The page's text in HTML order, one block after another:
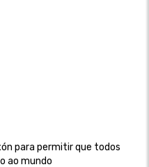
para permitir que todos
ao mundo